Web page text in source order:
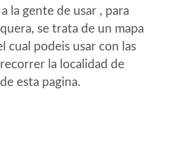
la gente de usar , para
se trata de un mapa
cual podeis usar con las
la localidad de
esta pagina.